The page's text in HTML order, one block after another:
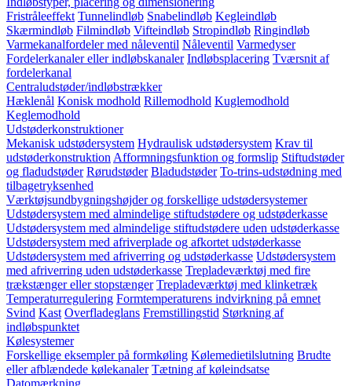
Fristråleeffekt Tunnelindløb Snabelindløb Kegleindløb
Skærmindløb Filmindløb Vifteindløb Stropindløb Ringindløb
Varmekanalfordeler med nåleventil Nåleventil Varmedyser
Fordelerkanaler eller indløbskanaler Indløbsplacering Tværsnit af
fordelerkanal
Centraludstøder/indløbstrækker
Hæklenål Konisk modhold Rillemodhold Kuglemodhold
Keglemodhold
Udstøderkonstruktioner
Mekanisk udstødersystem Hydraulisk udstødersystem Krav til
udstøderkonstruktion Afformningsfunktion og formslip Stiftudstøder
og fladudstøder Rørudstøder Bladudstøder To-trins-udstødning med
tilbagetryksenhed
Værktøjsundbygningshøjder og forskellige udstødersystemer
Udstødersystem med almindelige stiftudstødere og udstøderkasse
Udstødersystem med almindelige stiftudstødere uden udstøderkasse
Udstødersystem med afriverplade og afkortet udstøderkasse
Udstødersystem med afriverring og udstøderkasse Udstødersystem
med afriverring uden udstøderkasse Trepladeværktøj med fire
trækstænger eller stopstænger Trepladeværktøj med klinketræk
Temperaturregulering Formtemperaturens indvirkning på emnet
Svind Kast Overfladeglans Fremstillingstid Størkning af
indløbspunktet
Kølesystemer
Forskellige eksempler på formkøling Kølemedietilslutning Brudte
eller afblændede kølekanaler Tætning af køleindsatse
Datomærkning